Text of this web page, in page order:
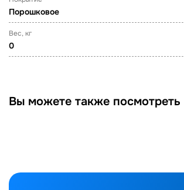
Порошковое
Вес, кг
0
Вы можете также посмотреть